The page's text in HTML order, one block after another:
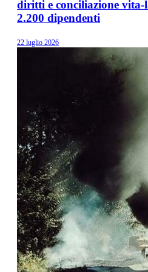
diritti e conciliazione
2.200 dipendenti
22 luglio 2026